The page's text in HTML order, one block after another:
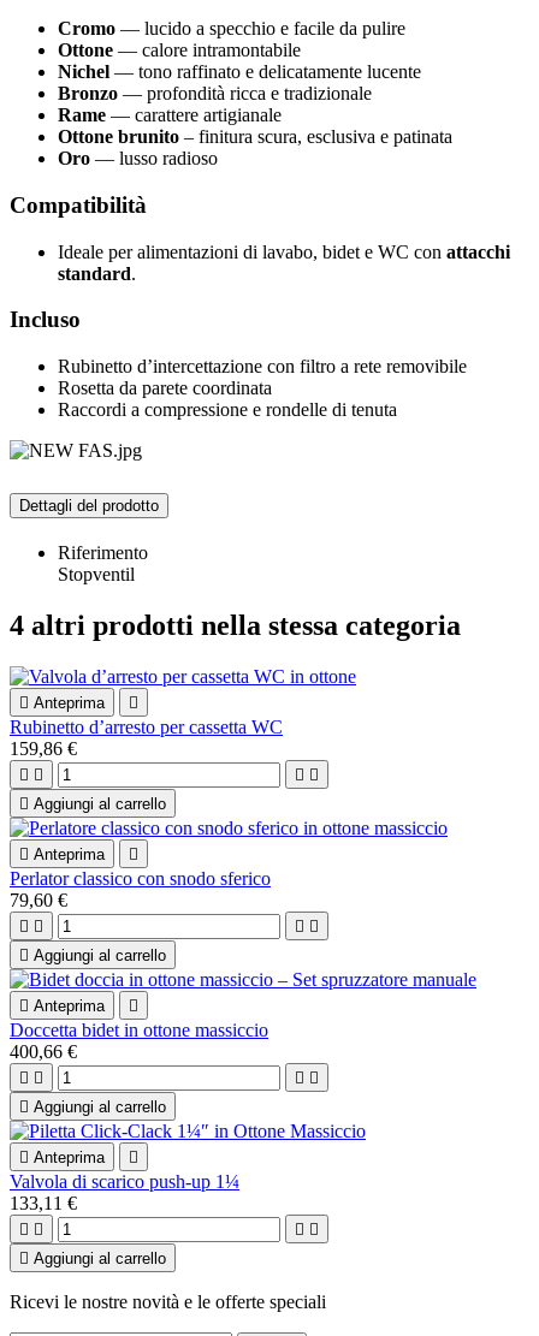
Cromo — lucido a specchio e facile da pulire
Ottone — calore intramontabile
Nichel — tono raffinato e delicatamente lucente
Bronzo — profondità ricca e tradizionale
Rame — carattere artigianale
Ottone brunito – finitura scura, esclusiva e patinata
Oro — lusso radioso
Compatibilità
Ideale per alimentazioni di lavabo, bidet e WC con attacchi
standard.
Incluso
Rubinetto d’intercettazione con filtro a rete removibile
Rosetta da parete coordinata
Raccordi a compressione e rondelle di tenuta
Dettagli del prodotto
Riferimento
Stopventil
4 altri prodotti nella stessa categoria
 Anteprima 
Rubinetto d’arresto per cassetta WC
159,86 €
   
 Aggiungi al carrello
 Anteprima 
Perlator classico con snodo sferico
79,60 €
   
 Aggiungi al carrello
 Anteprima 
Doccetta bidet in ottone massiccio
400,66 €
   
 Aggiungi al carrello
 Anteprima 
Valvola di scarico push-up 1¼
133,11 €
   
 Aggiungi al carrello
Ricevi le nostre novità e le offerte speciali